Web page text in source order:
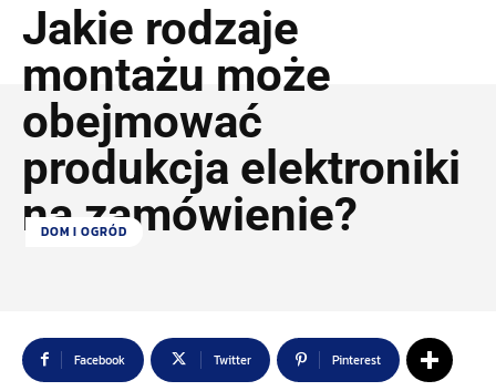
Jakie rodzaje
montażu może
obejmować
produkcja elektroniki
na zamówienie?
DOM I OGRÓD
Facebook Twitter Pinterest